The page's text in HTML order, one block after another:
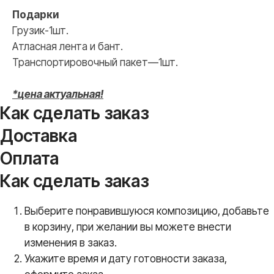
Подарки
Грузик-1шт.
Атласная лента и бант.
Транспортировочный пакет—1шт.
*цена актуальная!
Как сделать заказ
Доставка
Оплата
Как сделать заказ
Выберите понравившуюся композицию, добавьте
в корзину, при желании вы можете внести
изменения в заказ.
Укажите время и дату готовности заказа,